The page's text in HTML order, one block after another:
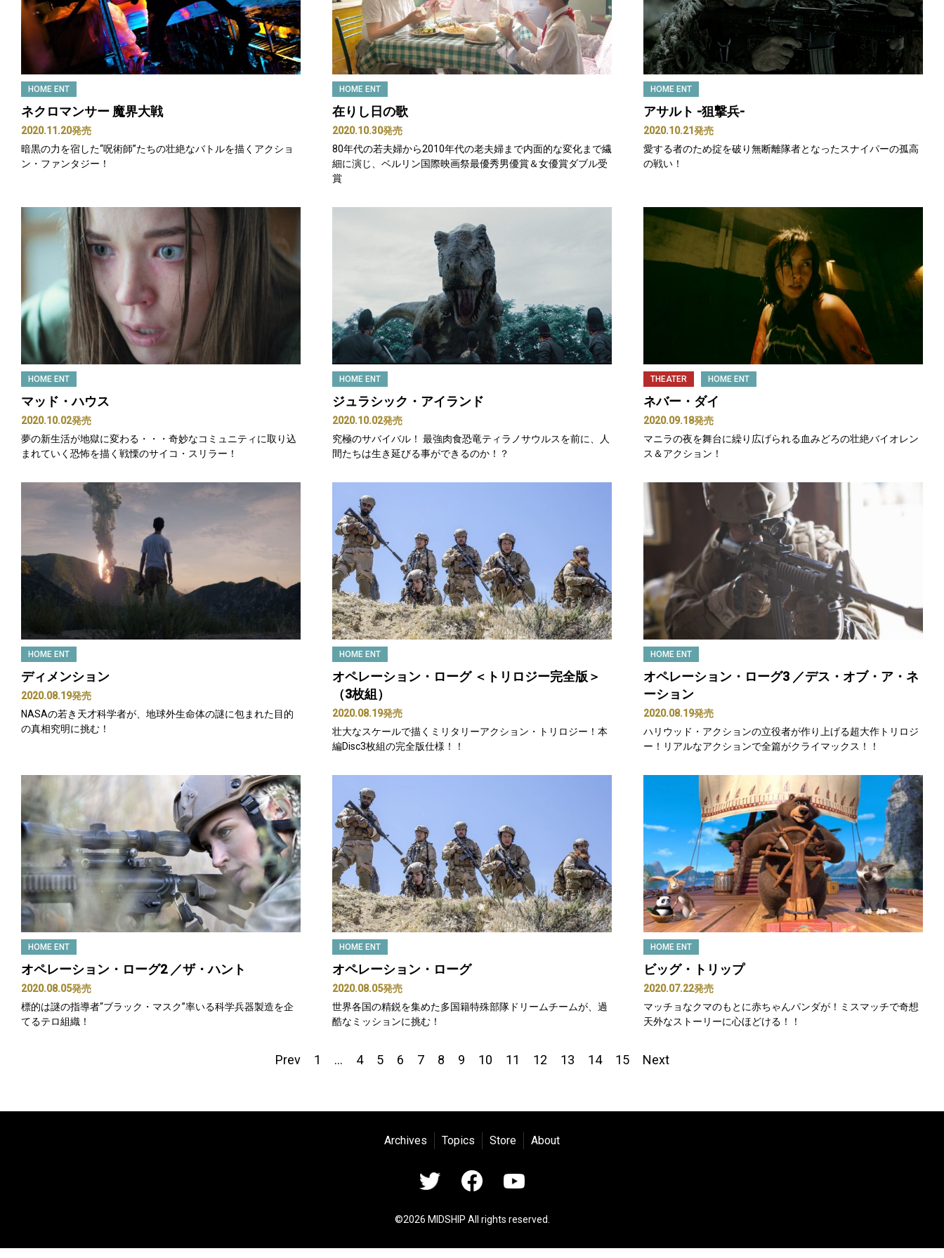
HOME ENT
ネクロマンサー 魔界大戦
2020.11.20発売
暗黒の力を宿した“呪術師”たちの壮絶なバトルを描くアクショ
ン・ファンタジー！
HOME ENT
在りし日の歌
2020.10.30発売
80年代の若夫婦から2010年代の老夫婦まで内面的な変化まで繊
細に演じ、ベルリン国際映画祭最優秀男優賞＆女優賞ダブル受
賞
HOME ENT
アサルト -狙撃兵-
2020.10.21発売
愛する者のため掟を破り無断離隊者となったスナイパーの孤高
の戦い！
HOME ENT
マッド・ハウス
2020.10.02発売
夢の新生活が地獄に変わる・・・奇妙なコミュニティに取り込
まれていく恐怖を描く戦慄のサイコ・スリラー！
HOME ENT
ジュラシック・アイランド
2020.10.02発売
究極のサバイバル！ 最強肉食恐竜ティラノサウルスを前に、人
間たちは生き延びる事ができるのか！？
THEATER HOME ENT
ネバー・ダイ
2020.09.18発売
マニラの夜を舞台に繰り広げられる血みどろの壮絶バイオレン
ス＆アクション！
HOME ENT
ディメンション
2020.08.19発売
NASAの若き天才科学者が、地球外生命体の謎に包まれた目的
の真相究明に挑む！
HOME ENT
オペレーション・ローグ ＜トリロジー完全版＞
（3枚組）
2020.08.19発売
壮大なスケールで描くミリタリーアクション・トリロジー！本
編Disc3枚組の完全版仕様！！
HOME ENT
オペレーション・ローグ3 ／デス・オブ・ア・ネ
ーション
2020.08.19発売
ハリウッド・アクションの立役者が作り上げる超大作トリロジ
ー！リアルなアクションで全篇がクライマックス！！
HOME ENT
オペレーション・ローグ2 ／ザ・ハント
2020.08.05発売
標的は謎の指導者“ブラック・マスク”率いる科学兵器製造を企
てるテロ組織！
HOME ENT
オペレーション・ローグ
2020.08.05発売
世界各国の精鋭を集めた多国籍特殊部隊ドリームチームが、過
酷なミッションに挑む！
HOME ENT
ビッグ・トリップ
2020.07.22発売
マッチョなクマのもとに赤ちゃんパンダが！ミスマッチで奇想
天外なストーリーに心ほどける！！
Prev 1 … 4 5 6 7 8 9 10 11 12 13 14 15 Next
Archives Topics Store About
©2026 MIDSHIP All rights reserved.